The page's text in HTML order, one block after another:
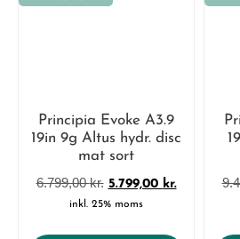
Principia Evoke A3.9
19in 9g Altus hydr. disc
mat sort
6.799,00kr. 5.799,00 kr.
inkl. 25% moms